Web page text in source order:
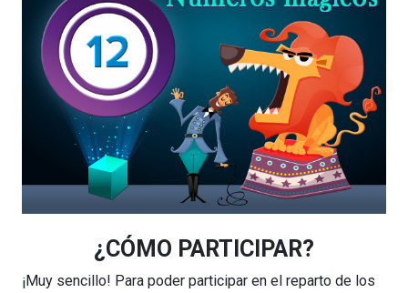
¿CÓMO PARTICIPAR?
¡Muy sencillo! Para poder participar en el reparto de los